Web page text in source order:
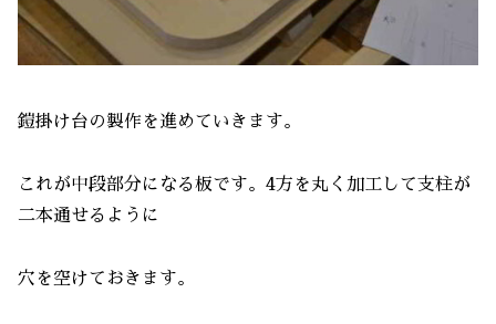
鎧掛け台の製作を進めていきます。
これが中段部分になる板です。4方を丸く加工して支柱が
二本通せるように
穴を空けておきます。